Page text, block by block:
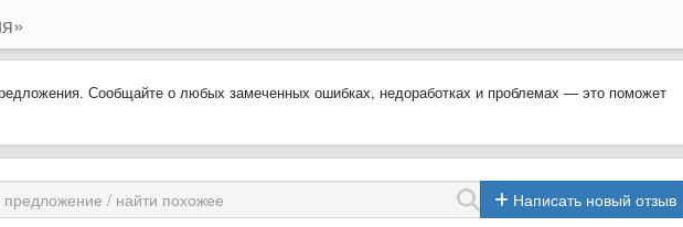
Сообщайте о любых замеченных ошибках, недоработках и проблемах — это поможет
Написать новый отзыв